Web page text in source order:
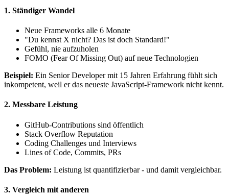
1. Ständiger Wandel
Neue Frameworks alle 6 Monate
"Du kennst X nicht? Das ist doch Standard!"
Gefühl, nie aufzuholen
FOMO (Fear Of Missing Out) auf neue Technologien
Beispiel: Ein Senior Developer mit 15 Jahren Erfahrung fühlt sich
inkompetent, weil er das neueste JavaScript-Framework nicht kennt.
2. Messbare Leistung
GitHub-Contributions sind öffentlich
Stack Overflow Reputation
Coding Challenges und Interviews
Lines of Code, Commits, PRs
Das Problem: Leistung ist quantifizierbar - und damit vergleichbar.
3. Vergleich mit anderen